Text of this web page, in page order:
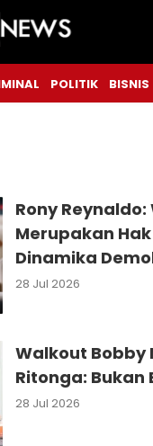
POLITIK BISNIS
Rony
Merupakan
Dinamika
28 Jul 2026
Walkout Bobby
Ritonga: Bukan
28 Jul 2026